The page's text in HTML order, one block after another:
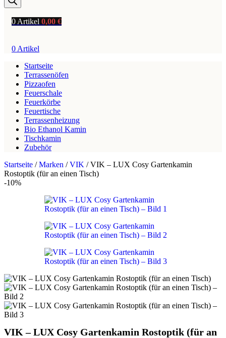
0 Artikel 0,00 €
0 Artikel
Startseite
Terrassenöfen
Pizzaofen
Feuerschale
Feuerkörbe
Feuertische
Terrassenheizung
Bio Ethanol Kamin
Tischkamin
Zubehör
Startseite /Marken /VIK /VIK – LUX Cosy Gartenkamin
Rostoptik (für an einen Tisch)
-10%
VIK – LUX Cosy Gartenkamin Rostoptik (für an